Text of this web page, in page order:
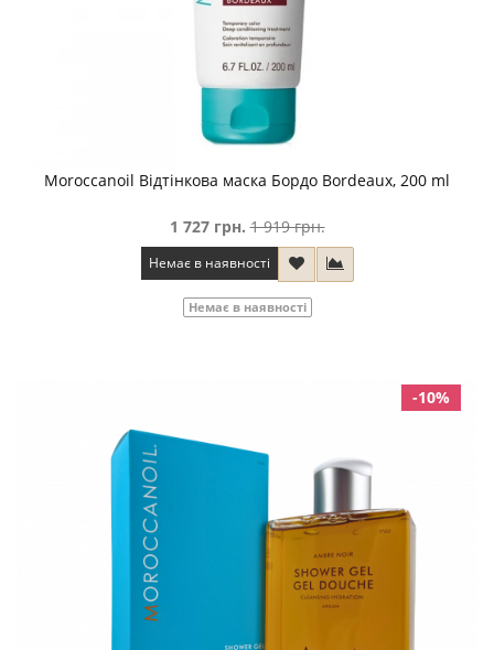
Moroccanoil Відтінкова маска Бордо Bordeaux, 200 ml
1 727 грн. 1 919 грн.
Немає в наявності
Немає в наявності
-10%